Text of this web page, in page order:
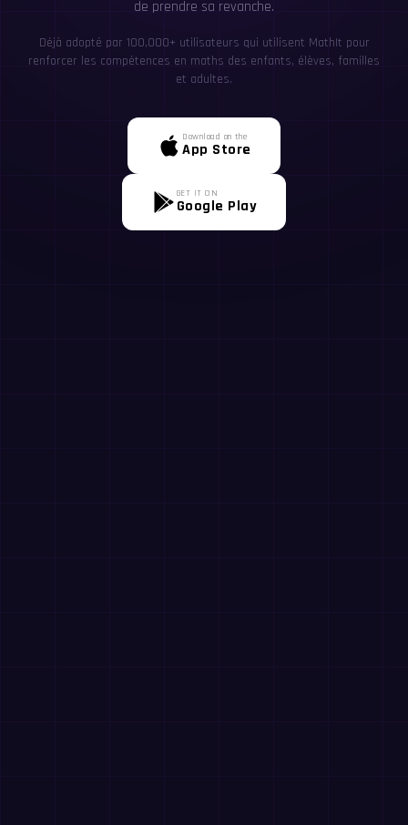
de prendre sa revanche.
Déjà adopté par 100,000+ utilisateurs qui utilisent MathIt pour
renforcer les compétences en maths des enfants, élèves, familles
et adultes.
Download on the
App Store
GET IT ON
Google Play